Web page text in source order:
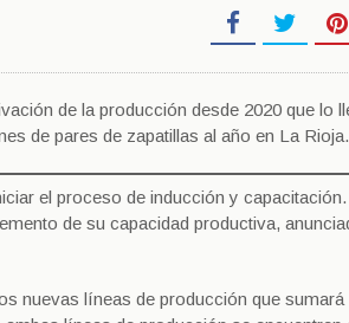
de la producción desde 2020 que lo
de pares de zapatillas al año en La Rioja.
el proceso de inducción y
de su capacidad productiva,
nuevas líneas de producción que sumará